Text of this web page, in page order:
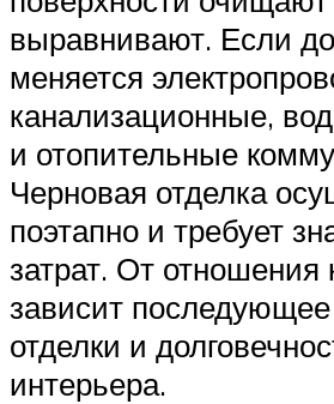
выравнивают. Если
меняется
канализационные,
и отопительные
Черновая отделка
поэтапно и требует
затрат. От отношения
зависит последующее
отделки и
интерьера.